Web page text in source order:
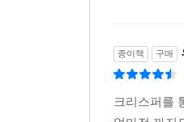
탁월한 여성 과
옮긴이는 이렇게
종이책 구매
크리스퍼를